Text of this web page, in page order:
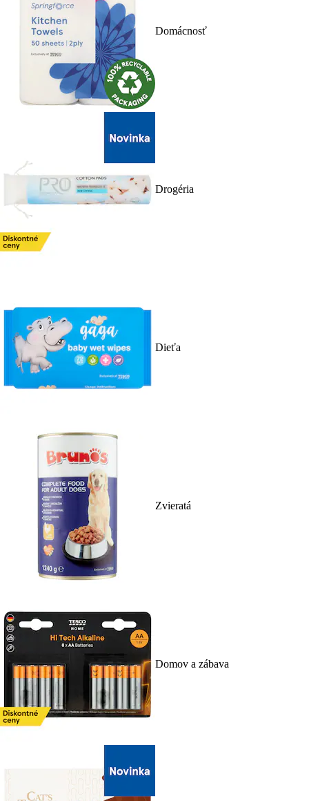
Domácnosť
Drogéria
Dieťa
Zvieratá
Domov a zábava